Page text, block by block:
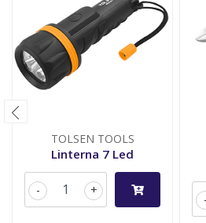
TOLSEN TOOLS
Linterna 7 Led
+
-
-